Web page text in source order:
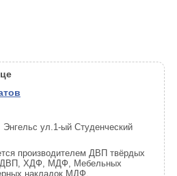
Энгельс ул.1-ый Студенческий
производителем ДВП твёрдых
ДВП, ХДФ, МДФ, Мебельных
накладок МДФ.